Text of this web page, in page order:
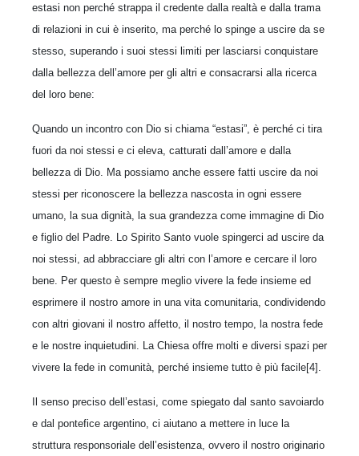
estasi non perché strappa il credente dalla realtà e dalla trama
di relazioni in cui è inserito, ma perché lo spinge a uscire da se
stesso, superando i suoi stessi limiti per lasciarsi conquistare
dalla bellezza dell’amore per gli altri e consacrarsi alla ricerca
del loro bene:
Quando un incontro con Dio si chiama “estasi”, è perché ci tira
fuori da noi stessi e ci eleva, catturati dall’amore e dalla
bellezza di Dio. Ma possiamo anche essere fatti uscire da noi
stessi per riconoscere la bellezza nascosta in ogni essere
umano, la sua dignità, la sua grandezza come immagine di Dio
e figlio del Padre. Lo Spirito Santo vuole spingerci ad uscire da
noi stessi, ad abbracciare gli altri con l’amore e cercare il loro
bene. Per questo è sempre meglio vivere la fede insieme ed
esprimere il nostro amore in una vita comunitaria, condividendo
con altri giovani il nostro affetto, il nostro tempo, la nostra fede
e le nostre inquietudini. La Chiesa offre molti e diversi spazi per
vivere la fede in comunità, perché insieme tutto è più facile[4].
Il senso preciso dell’estasi, come spiegato dal santo savoiardo
e dal pontefice argentino, ci aiutano a mettere in luce la
struttura responsoriale dell’esistenza, ovvero il nostro originario